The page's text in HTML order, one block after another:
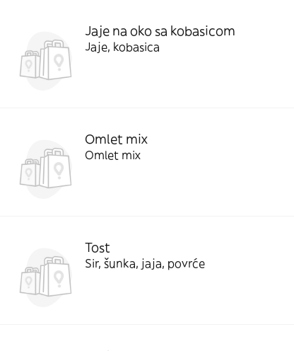
Jaje na oko sa kobasicom
Jaje, kobasica
Omlet mix
Omlet mix
Tost
Sir, šunka, jaja, povrće